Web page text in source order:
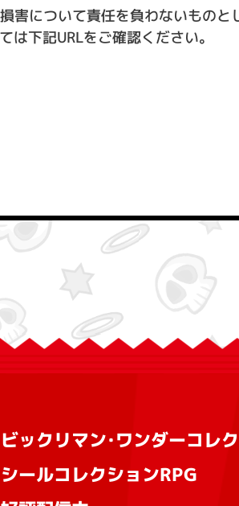
害について責任を負わないものと
下記URLをご確認ください。
ビックリマン・ワンダーコレ
シールコレクションRPG